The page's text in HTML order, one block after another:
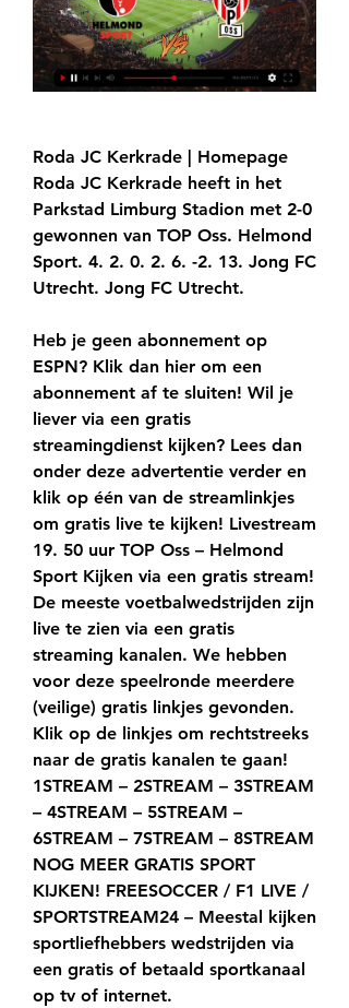
Roda JC Kerkrade | Homepage
Roda JC Kerkrade heeft in het
Parkstad Limburg Stadion met 2-0
gewonnen van TOP Oss. Helmond
Sport. 4. 2. 0. 2. 6. -2. 13. Jong FC
Utrecht. Jong FC Utrecht.
Heb je geen abonnement op
ESPN? Klik dan hier om een
abonnement af te sluiten! Wil je
liever via een gratis
streamingdienst kijken? Lees dan
onder deze advertentie verder en
klik op één van de streamlinkjes
om gratis live te kijken! Livestream
19. 50 uur TOP Oss – Helmond
Sport Kijken via een gratis stream!
De meeste voetbalwedstrijden zijn
live te zien via een gratis
streaming kanalen. We hebben
voor deze speelronde meerdere
(veilige) gratis linkjes gevonden.
Klik op de linkjes om rechtstreeks
naar de gratis kanalen te gaan!
1STREAM – 2STREAM – 3STREAM
– 4STREAM – 5STREAM –
6STREAM – 7STREAM – 8STREAM
NOG MEER GRATIS SPORT
KIJKEN! FREESOCCER / F1 LIVE /
SPORTSTREAM24 – Meestal kijken
sportliefhebbers wedstrijden via
een gratis of betaald sportkanaal
op tv of internet.